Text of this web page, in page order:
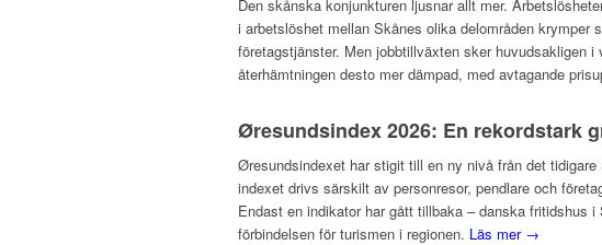
Den skånska konjunkturen ljusnar allt mer.
i arbetslöshet mellan Skånes olika delområden
företagstjänster. Men jobbtillväxten sker huvudsakligen
återhämtningen desto mer dämpad, med avtagande
Øresundsindex 2026: En rekordstark
Øresundsindexet har stigit till en ny nivå från det
indexet drivs särskilt av personresor, pendlare och
Endast en indikator har gått tillbaka – danska fritidshus
förbindelsen för turismen i regionen. Läs mer →